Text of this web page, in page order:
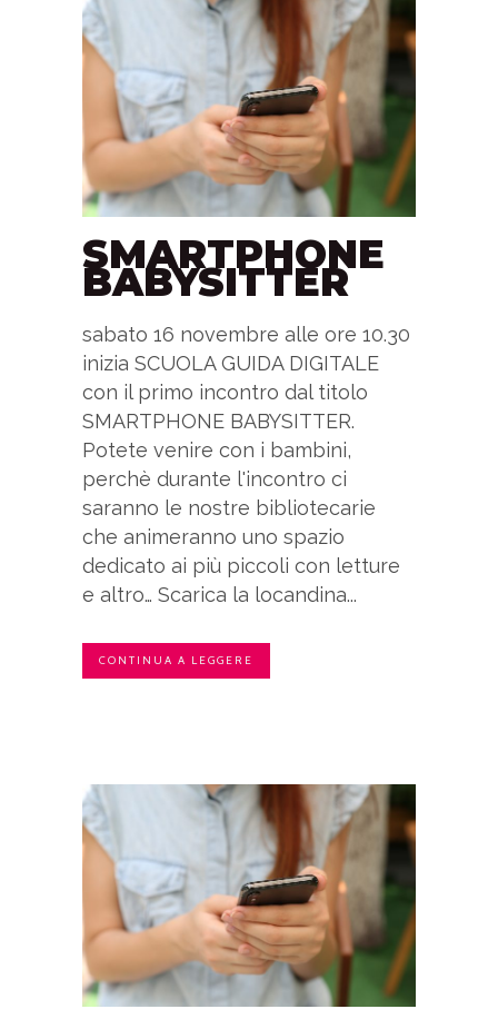
SMARTPHONE
BABYSITTER
sabato 16 novembre alle ore 10.30
inizia SCUOLA GUIDA DIGITALE
con il primo incontro dal titolo
SMARTPHONE BABYSITTER.
Potete venire con i bambini,
perchè durante l'incontro ci
saranno le nostre bibliotecarie
che animeranno uno spazio
dedicato ai più piccoli con letture
e altro… Scarica la locandina...
CONTINUA A LEGGERE